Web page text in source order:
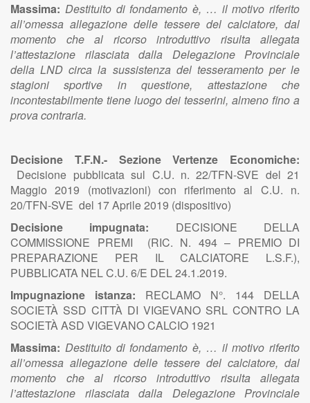
Massima: Destituito di fondamento è, … il motivo riferito
all’omessa allegazione delle tessere del calciatore, dal
momento che al ricorso introduttivo risulta allegata
l’attestazione rilasciata dalla Delegazione Provinciale
della LND circa la sussistenza del tesseramento per le
stagioni sportive in questione, attestazione che
incontestabilmente tiene luogo dei tesserini, almeno fino a
prova contraria.
Decisione T.F.N.- Sezione Vertenze Economiche:
Decisione pubblicata sul C.U. n. 22/TFN-SVE del 21
Maggio 2019 (motivazioni) con riferimento al C.U. n.
20/TFN-SVE del 17 Aprile 2019 (dispositivo)
Decisione impugnata: DECISIONE DELLA
COMMISSIONE PREMI (RIC. N. 494 – PREMIO DI
PREPARAZIONE PER IL CALCIATORE L.S.F.),
PUBBLICATA NEL C.U. 6/E DEL 24.1.2019.
Impugnazione istanza: RECLAMO N°. 144 DELLA
SOCIETÀ SSD CITTÀ DI VIGEVANO SRL CONTRO LA
SOCIETÀ ASD VIGEVANO CALCIO 1921
Massima: Destituito di fondamento è, … il motivo riferito
all’omessa allegazione delle tessere del calciatore, dal
momento che al ricorso introduttivo risulta allegata
l’attestazione rilasciata dalla Delegazione Provinciale